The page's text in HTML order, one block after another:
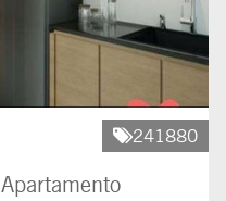
241880
Apartamento